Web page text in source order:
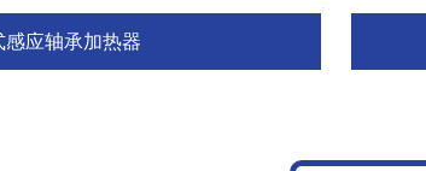
应轴承加热器